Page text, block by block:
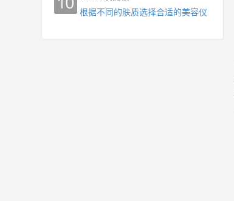
根据不同的肤质选择合适的美容仪器